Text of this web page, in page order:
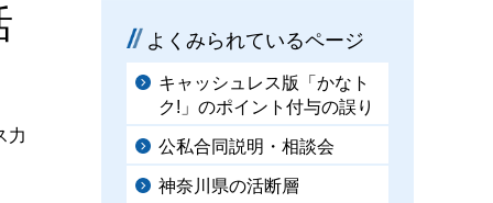
力
よくみられているページ
キャッシュレス版「かなト
ク!」のポイント付与の誤り
公私合同説明・相談会
神奈川県の活断層